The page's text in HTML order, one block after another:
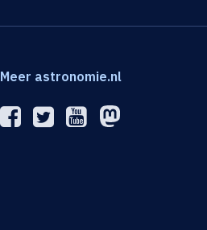
Meer astronomie.nl